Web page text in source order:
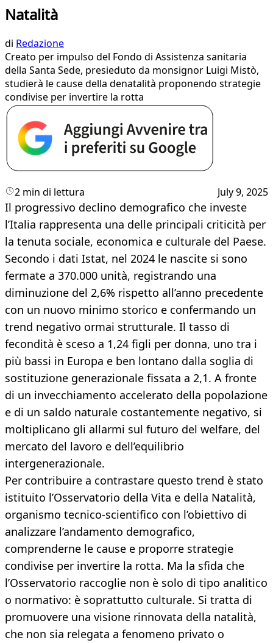
Natalità
di Redazione
Creato per impulso del Fondo di Assistenza sanitaria
della Santa Sede, presieduto da monsignor Luigi Mistò,
studierà le cause della denatalità proponendo strategie
condivise per invertire la rotta
2 min di lettura July 9, 2025
Il progressivo declino demografico che investe
l’Italia rappresenta una delle principali criticità per
la tenuta sociale, economica e culturale del Paese.
Secondo i dati Istat, nel 2024 le nascite si sono
fermate a 370.000 unità, registrando una
diminuzione del 2,6% rispetto all’anno precedente
con un nuovo minimo storico e confermando un
trend negativo ormai strutturale. Il tasso di
fecondità è sceso a 1,24 figli per donna, uno tra i
più bassi in Europa e ben lontano dalla soglia di
sostituzione generazionale fissata a 2,1. A fronte
di un invecchiamento accelerato della popolazione
e di un saldo naturale costantemente negativo, si
moltiplicano gli allarmi sul futuro del welfare, del
mercato del lavoro e dell’equilibrio
intergenerazionale.
Per contribuire a contrastare questo trend è stato
istituito l’Osservatorio della Vita e della Natalità,
organismo tecnico-scientifico con l’obiettivo di
analizzare l’andamento demografico,
comprenderne le cause e proporre strategie
condivise per invertire la rotta. Ma la sfida che
l’Osservatorio raccoglie non è solo di tipo analitico
o normativo: è soprattutto culturale. Si tratta di
promuovere una visione rinnovata della natalità,
che non sia relegata a fenomeno privato o